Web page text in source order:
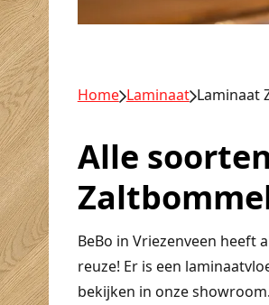
Home Laminaat Laminaat
Alle
BeBo in Vriezenveen heeft
reuze! Er is een
bekijken in onze